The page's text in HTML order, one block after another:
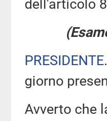
dell'articolo
PRESIDENTE
giorno
Avverto che